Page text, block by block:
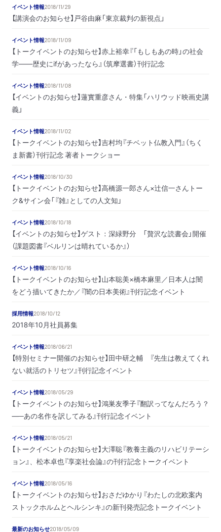
イベント情報2018/11/29
【講演会のお知らせ】戸谷由麻「東京裁判の新視点」
イベント情報2018/11/09
【トークイベントのお知らせ】赤上裕幸『「もしもあの時」の社会
学――歴史にifがあったなら』（筑摩選書）刊行記念
イベント情報2018/11/08
【イベントのお知らせ】蓮實重彦さん・特集「ハリウッド映画史講
義」
イベント情報2018/11/02
【トークイベントのお知らせ】吉村均『チベット仏教入門』（ちく
ま新書）刊行記念 著者トークショー
イベント情報2018/10/30
【トークイベントのお知らせ】高橋源一郎さん×辻信一さんトー
ク&サイン会「『雑』としての人文知」
イベント情報2018/10/18
【イベントのお知らせ】ゲスト：深緑野分 「贅沢な読書会」開催
（課題図書『ベルリンは晴れているか』）
イベント情報2018/10/16
【トークイベントのお知らせ】山本聡美×橋本麻里／日本人は闇
をどう描いてきたか／『闇の日本美術』刊行記念イベント
採用情報2018/10/12
2018年10月社員募集
イベント情報2018/06/21
【特別セミナー開催のお知らせ】田中研之輔 『先生は教えてくれ
ない就活のトリセツ』刊行記念イベント
イベント情報2018/05/29
【トークイベントのお知らせ】鴻巣友季子『翻訳ってなんだろう？
―─あの名作を訳してみる』刊行記念イベント
イベント情報2018/05/21
【トークイベントのお知らせ】大澤聡『教養主義のリハビリテーシ
ョン』、松本卓也『享楽社会論』の刊行記念トークイベント
イベント情報2018/05/16
【トークイベントのお知らせ】おさだゆかり『わたしの北欧案内
ストックホルムとヘルシンキ』の新刊発売記念トークイベント
最新のお知らせ2018/05/09